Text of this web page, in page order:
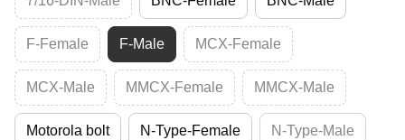
F-Female F-Male MCX-Female
MCX-Male MMCX-Female MMCX-Male
Motorola bolt N-Type-Female N-Type-Male